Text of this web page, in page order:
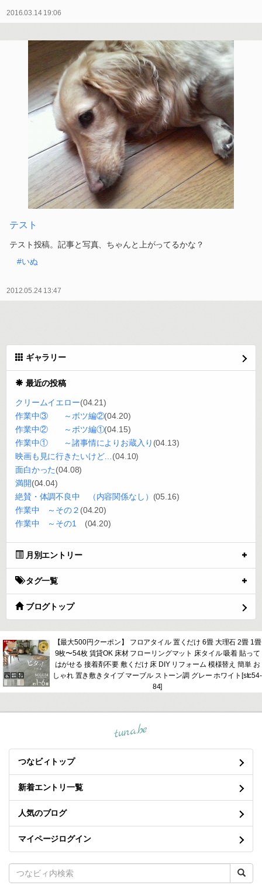
2016.03.14 19:06
テスト
テスト投稿。記事と写真、ちゃんと上がってるかな？
#いぬ
2012.05.24 13:47
ギャラリー
最近の投稿
クリームイエロー(04.21)
作業中③ ～ボツ編②(04.20)
作業中② ～ボツ編①(04.15)
作業中① ～諸事情によりお蔵入り (04.13)
映画も見に行きたいけど… (04.10)
面白かった(04.08)
満開(04.04)
絶賛・体調不良中 （内容関係なし） (05.16)
作業中 ～その２ (04.20)
作業中 ～その1 (04.20)
月別エントリー
タグ一覧
ブログトップ
【最大500円クーポン】 フロアタイル 置くだけ 6畳 大理石 2畳 1畳
9枚〜54枚 賃貸OK 床材 フローリングマット 床タイル 吸着 貼って
はがせる 接着剤不要 敷くだけ 床 DIY リフォーム 模様替え 簡単 お
しゃれ 置き敷きタイプ マーブル ストーン調 グレー ホワイト[stc54-
84]
tuna.be
つなビィトップ
新着エントリ一覧
人気のブログ
マイページログイン